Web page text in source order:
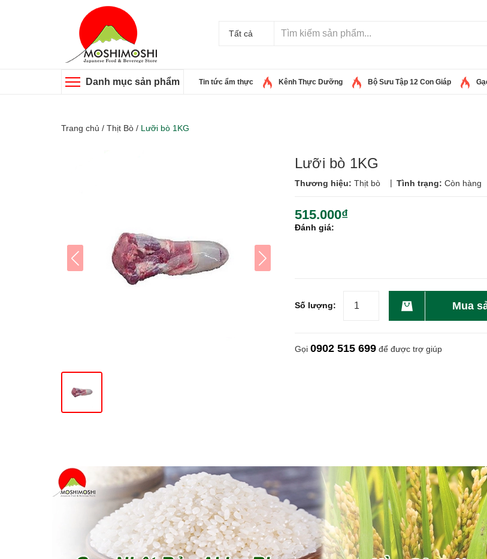
Tất cả
Danh mục sản phẩm Tin tức ẩm thực Kênh Thực Dưỡng Bộ Sưu Tập 12 Con Giáp
Trang chủ / Thịt Bò / Lưỡi bò 1KG
Lưỡi bò 1KG
Thương hiệu: Thịt bò | Tình trạng: Còn hàng
515.000₫
Đánh giá:
Số lượng: Mua
Gọi 0902 515 699 để được trợ giúp